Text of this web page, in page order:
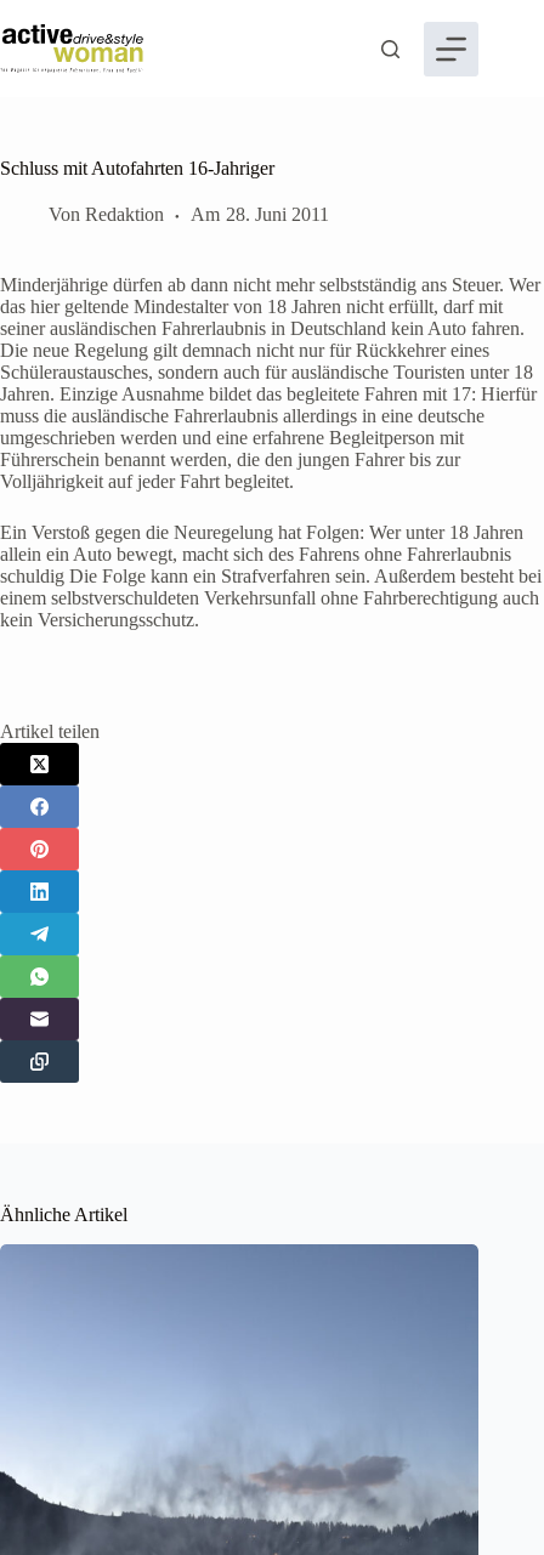
Inhalt
springen
Schluss mit Autofahrten 16-Jahriger
Von Redaktion Am 28. Juni 2011
Minderjährige dürfen ab dann nicht mehr selbstständig ans Steuer. Wer
das hier geltende Mindestalter von 18 Jahren nicht erfüllt, darf mit
seiner ausländischen Fahrerlaubnis in Deutschland kein Auto fahren.
Die neue Regelung gilt demnach nicht nur für Rückkehrer eines
Schüleraustausches, sondern auch für ausländische Touristen unter 18
Jahren. Einzige Ausnahme bildet das begleitete Fahren mit 17: Hierfür
muss die ausländische Fahrerlaubnis allerdings in eine deutsche
umgeschrieben werden und eine erfahrene Begleitperson mit
Führerschein benannt werden, die den jungen Fahrer bis zur
Volljährigkeit auf jeder Fahrt begleitet.
Ein Verstoß gegen die Neuregelung hat Folgen: Wer unter 18 Jahren
allein ein Auto bewegt, macht sich des Fahrens ohne Fahrerlaubnis
schuldig Die Folge kann ein Strafverfahren sein. Außerdem besteht bei
einem selbstverschuldeten Verkehrsunfall ohne Fahrberechtigung auch
kein Versicherungsschutz.
Artikel teilen
Ähnliche Artikel